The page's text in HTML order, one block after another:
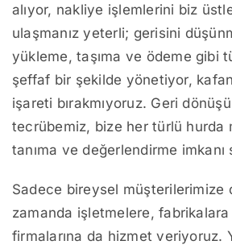
alıyor, nakliye işlemlerini biz
ulaşmanız yeterli; gerisini
yükleme, taşıma ve ödeme gibi
şeffaf bir şekilde yönetiyor,
işareti bırakmıyoruz. Geri
tecrübemiz, bize her türlü hurda
tanıma ve değerlendirme imkanı
Sadece bireysel müşterilerimize
zamanda işletmelere,
firmalarına da hizmet veriyoruz.